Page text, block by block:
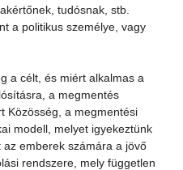
tudósnak, stb.
a politikus személye, vagy
a célt, és miért alkalmas a
a megmentés
Közösség, a megmentési
modell, melyet igyekeztünk
emberek számára a jövő
rendszere, mely független